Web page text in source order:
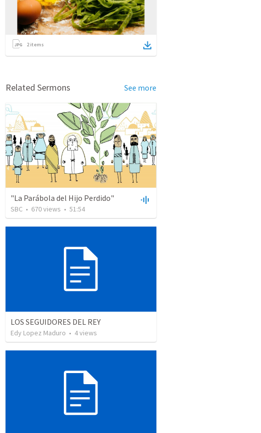
2items
Related Sermons See more
"La Parábola del Hijo Perdido"
SBC • 670views • 51:54
LOS SEGUIDORES DEL REY
Edy Lopez Maduro • 4views